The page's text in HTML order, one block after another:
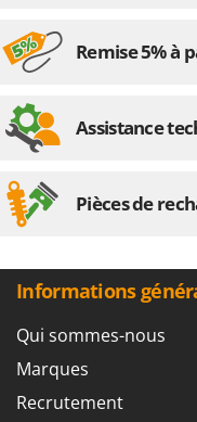
Remise 5% à
Assistance
Pièces de
Informations
Qui sommes-nous
Marques
Recrutement